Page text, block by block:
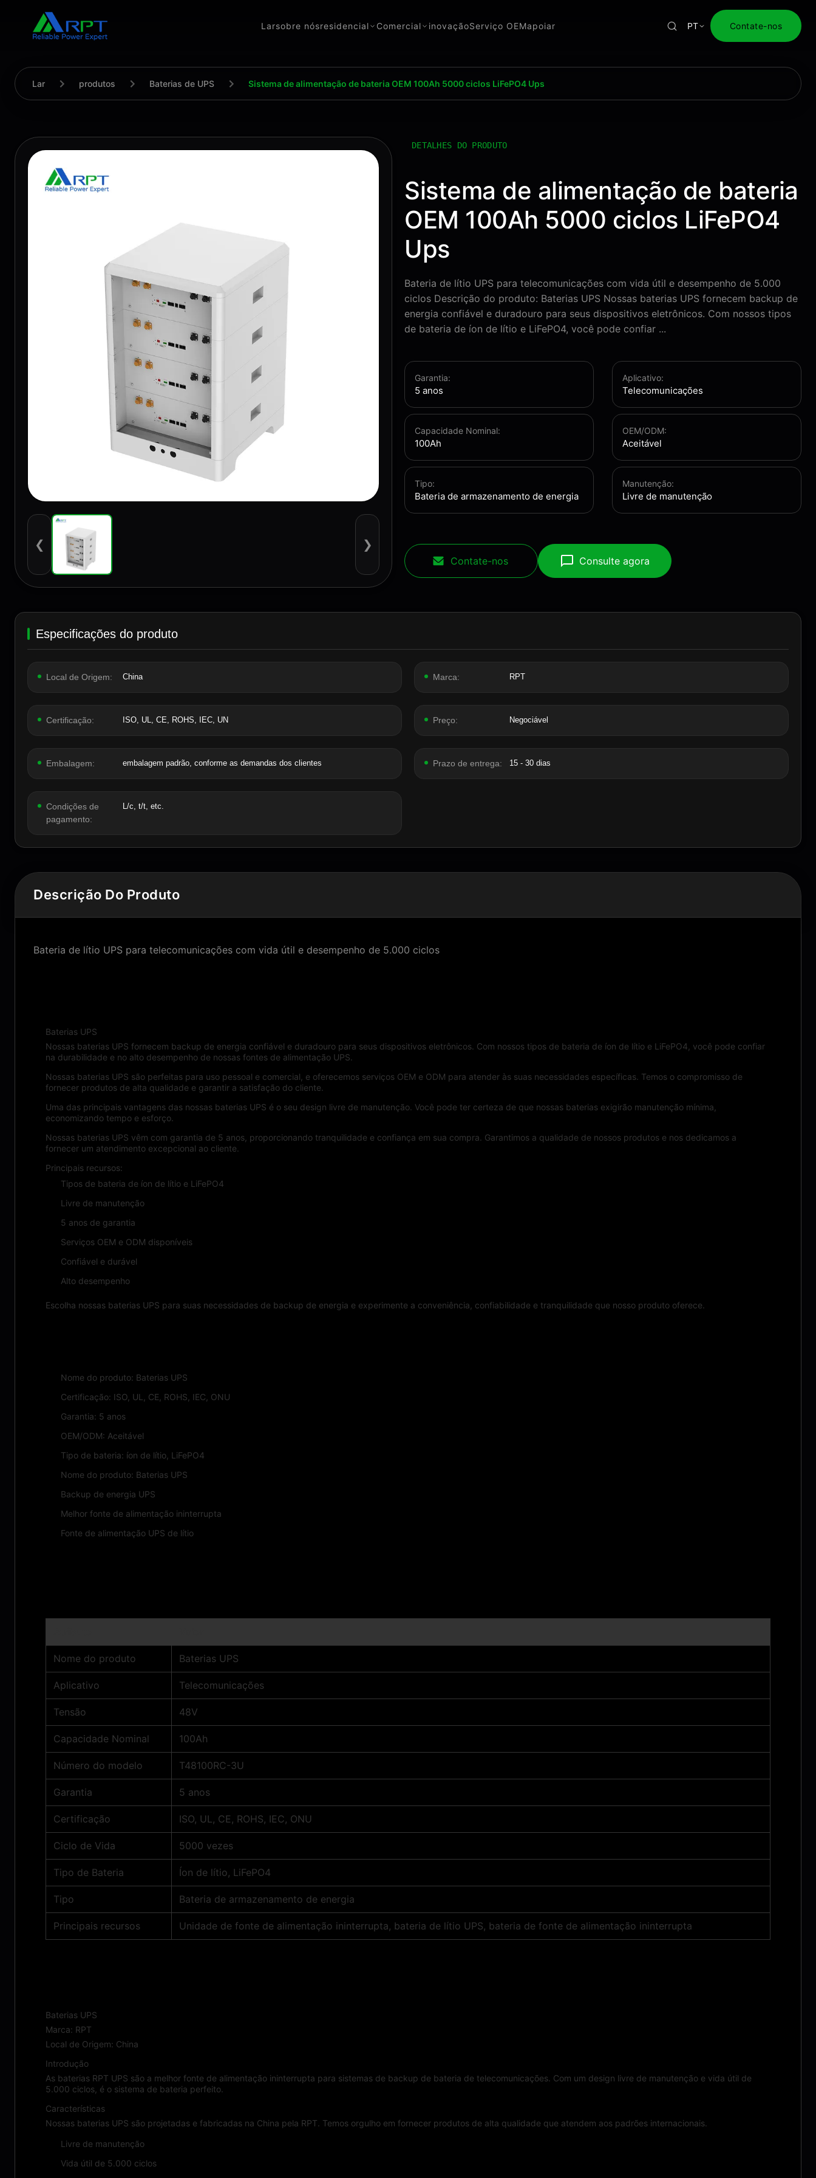
Larsobre nósresidencial Comercial inovaçãoServiço OEMapoiar PT Contate-nos
Lar produtos Baterias de UPS Sistema de alimentação de bateria OEM 100Ah 5000 ciclos LiFePO4 Ups
❮ ❯
DETALHES DO PRODUTO
Sistema de alimentação de bateria
OEM 100Ah 5000 ciclos LiFePO4
Ups
Bateria de lítio UPS para telecomunicações com vida útil e desempenho de 5.000
ciclos Descrição do produto: Baterias UPS Nossas baterias UPS fornecem backup de
energia confiável e duradouro para seus dispositivos eletrônicos. Com nossos tipos
de bateria de íon de lítio e LiFePO4, você pode confiar ...
Garantia:
5 anos
Aplicativo:
Telecomunicações
Capacidade Nominal:
100Ah
OEM/ODM:
Aceitável
Tipo:
Bateria de armazenamento de energia
Manutenção:
Livre de manutenção
Contate-nos Consulte agora
Especificações do produto
Local de Origem: China Marca: RPT
Certificação: ISO, UL, CE, ROHS, IEC, UN Preço: Negociável
Embalagem: embalagem padrão, conforme as demandas dos clientes Prazo de entrega: 15 - 30 dias
Condições de
pagamento:
L/c, t/t, etc.
Descrição Do Produto
Bateria de lítio UPS para telecomunicações com vida útil e desempenho de 5.000 ciclos
Baterias UPS
Nossas baterias UPS fornecem backup de energia confiável e duradouro para seus dispositivos eletrônicos. Com nossos tipos de bateria de íon de lítio e LiFePO4, você pode confiar
na durabilidade e no alto desempenho de nossas fontes de alimentação UPS.
Nossas baterias UPS são perfeitas para uso pessoal e comercial, e oferecemos serviços OEM e ODM para atender às suas necessidades específicas. Temos o compromisso de
fornecer produtos de alta qualidade e garantir a satisfação do cliente.
Uma das principais vantagens das nossas baterias UPS é o seu design livre de manutenção. Você pode ter certeza de que nossas baterias exigirão manutenção mínima,
economizando tempo e esforço.
Nossas baterias UPS vêm com garantia de 5 anos, proporcionando tranquilidade e confiança em sua compra. Garantimos a qualidade de nossos produtos e nos dedicamos a
fornecer um atendimento excepcional ao cliente.
Principais recursos:
Tipos de bateria de íon de lítio e LiFePO4
Livre de manutenção
5 anos de garantia
Serviços OEM e ODM disponíveis
Confiável e durável
Alto desempenho
Escolha nossas baterias UPS para suas necessidades de backup de energia e experimente a conveniência, confiabilidade e tranquilidade que nosso produto oferece.
Nome do produto: Baterias UPS
Certificação: ISO, UL, CE, ROHS, IEC, ONU
Garantia: 5 anos
OEM/ODM: Aceitável
Tipo de bateria: íon de lítio, LiFePO4
Nome do produto: Baterias UPS
Backup de energia UPS
Melhor fonte de alimentação ininterrupta
Fonte de alimentação UPS de lítio
Nome do produto Baterias UPS
Aplicativo Telecomunicações
Tensão 48V
Capacidade Nominal 100Ah
Número do modelo T48100RC-3U
Garantia 5 anos
Certificação ISO, UL, CE, ROHS, IEC, ONU
Ciclo de Vida 5000 vezes
Tipo de Bateria Íon de lítio, LiFePO4
Tipo Bateria de armazenamento de energia
Principais recursos Unidade de fonte de alimentação ininterrupta, bateria de lítio UPS, bateria de fonte de alimentação ininterrupta
Baterias UPS
Marca: RPT
Local de Origem: China
Introdução
As baterias RPT UPS são a melhor fonte de alimentação ininterrupta para sistemas de backup de bateria de telecomunicações. Com um design livre de manutenção e vida útil de
5.000 ciclos, é o sistema de bateria perfeito.
Características
Nossas baterias UPS são projetadas e fabricadas na China pela RPT. Temos orgulho em fornecer produtos de alta qualidade que atendem aos padrões internacionais.
Livre de manutenção
Vida útil de 5.000 ciclos